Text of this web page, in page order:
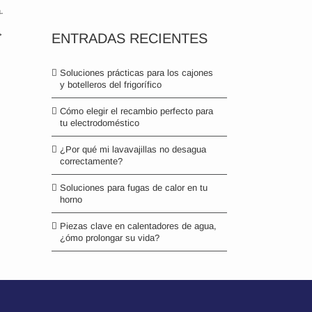
ENTRADAS RECIENTES
Soluciones prácticas para los cajones
y botelleros del frigorífico
Cómo elegir el recambio perfecto para
tu electrodoméstico
¿Por qué mi lavavajillas no desagua
correctamente?
Soluciones para fugas de calor en tu
horno
Piezas clave en calentadores de agua,
¿ómo prolongar su vida?